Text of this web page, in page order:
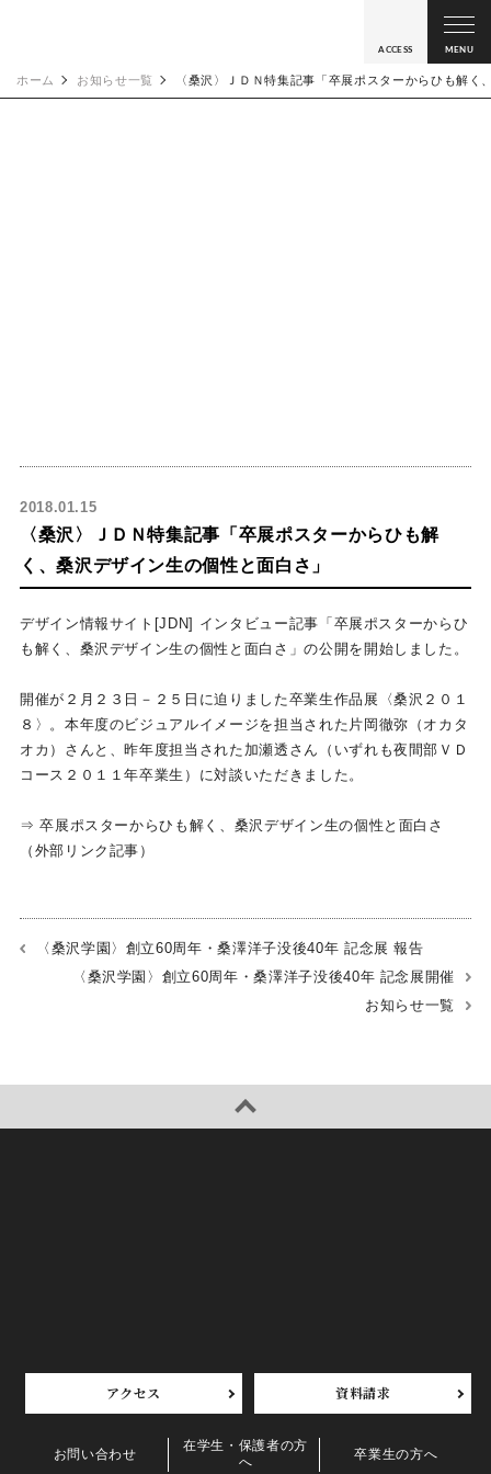
ACCESS MENU
ホーム お知らせ一覧 〈桑沢〉ＪＤＮ特集記事「卒展ポスターからひも解く
2018.01.15
〈桑沢〉ＪＤＮ特集記事「卒展ポスターからひも解
く、桑沢デザイン生の個性と面白さ」
デザイン情報サイト[JDN] インタビュー記事「卒展ポスターからひ
も解く、桑沢デザイン生の個性と面白さ」の公開を開始しました。
開催が２月２３日－２５日に迫りました卒業生作品展〈桑沢２０１
８〉。 本年度のビジュアルイメージを担当された片岡徹弥（オカタ
オカ）さんと、昨年度担当された加瀬透さん（いずれも夜間部ＶＤ
コース２０１１年卒業生）に対談いただきました。
⇒ 卒展ポスターからひも解く、桑沢デザイン生の個性と面白さ
（外部リンク記事）
〈桑沢学園〉創立60周年・桑澤洋子没後40年 記念展 報告
〈桑沢学園〉創立60周年・桑澤洋子没後40年 記念展開催
お知らせ一覧
アクセス 資料請求
お問い合わせ
在学生・保護者の方
へ
卒業生の方へ